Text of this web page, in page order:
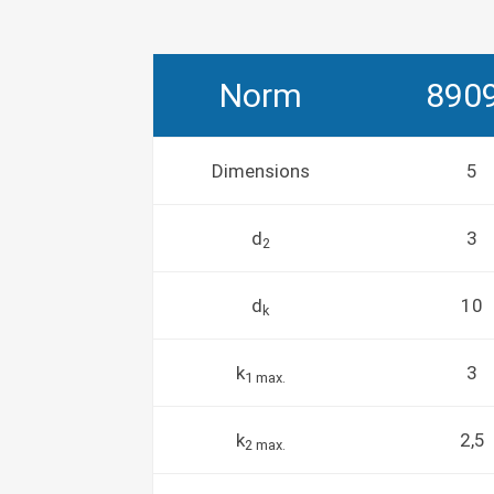
Norm
Dimensions 5
d2 3
dk 10
k1 max. 3
k2 max. 2,5